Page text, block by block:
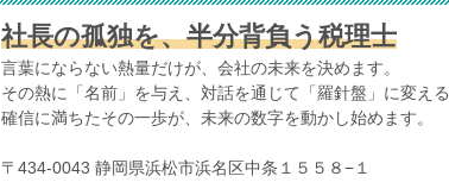
社長の孤独を、半分背負う税理士
言葉にならない熱量だけが、会社の未来を決めます。
その熱に「名前」を与え、対話を通じて「羅針盤」に変え
確信に満ちたその一歩が、未来の数字を動かし始めます。
〒434-0043 静岡県浜松市浜名区中条１５５８−１